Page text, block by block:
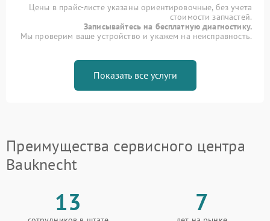
Цены в прайс-листе указаны ориентировочные, без учета
стоимости запчастей.
Записывайтесь на бесплатную диагностику.
Мы проверим ваше устройство и укажем на неисправность.
Показать все услуги
Преимущества сервисного центра
Bauknecht
13 7